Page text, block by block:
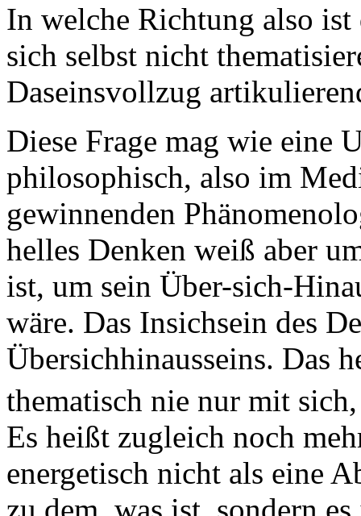
In welche Richtung also ist
sich selbst nicht
Daseinsvollzug
Diese Frage mag wie eine
philosophisch, also im
gewinnenden
helles Denken weiß aber
ist, um sein Über-sich-
wäre. Das Insichsein des
Übersichhinausseins. Das
thematisch nie nur mit
Es heißt zugleich noch
energetisch nicht als eine
zu dem, was ist, sondern